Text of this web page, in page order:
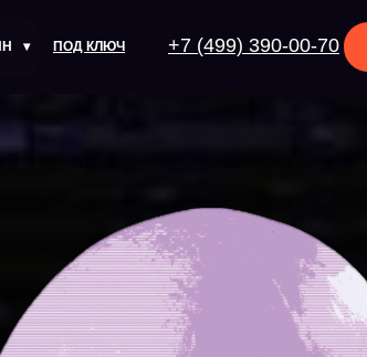
+7 (499) 390-00-70
ПОД КЛЮЧ
▾